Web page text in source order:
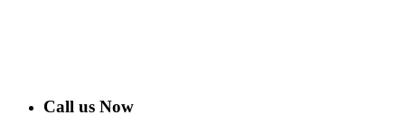
Call us Now